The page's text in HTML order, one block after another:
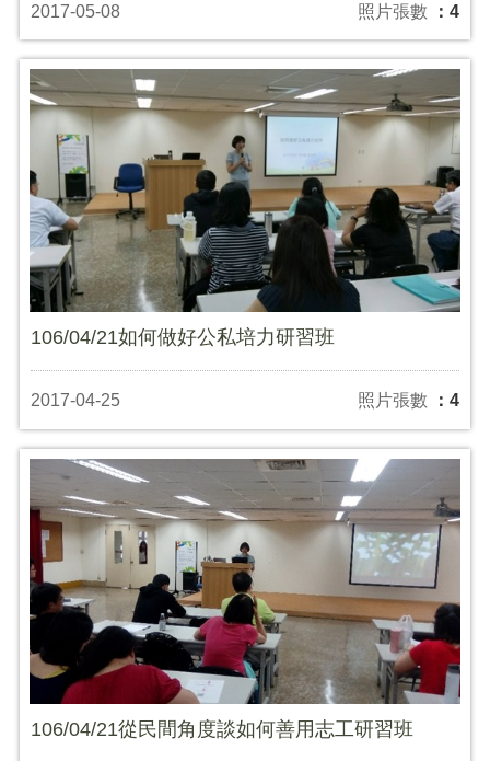
2017-05-08 照片張數 ：4
106/04/21如何做好公私培力研習班
2017-04-25 照片張數 ：4
106/04/21從民間角度談如何善用志工研習班